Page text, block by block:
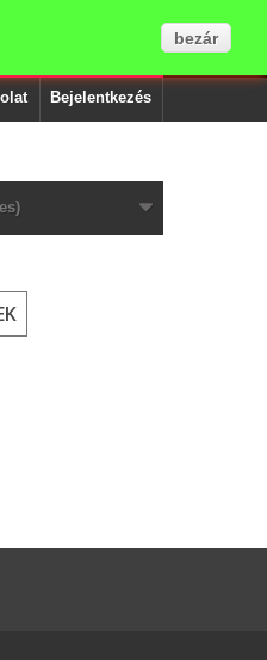
Bejelentkezés
bezár